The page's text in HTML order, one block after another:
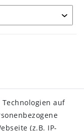
auf
(z.B. IP-